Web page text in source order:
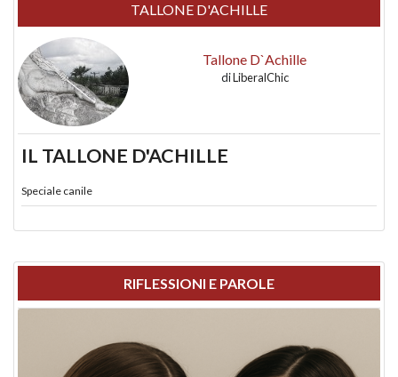
TALLONE D'ACHILLE
Tallone D`Achille
diLiberalChic
IL TALLONE D'ACHILLE
Speciale canile
RIFLESSIONI E PAROLE